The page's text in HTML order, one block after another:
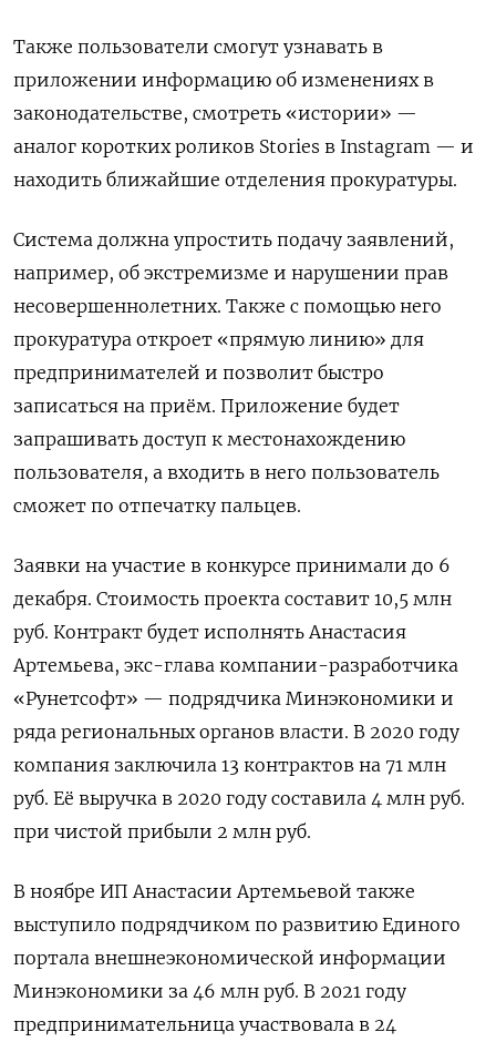
Также пользователи смогут узнавать в
приложении информацию об изменениях в
законодательстве, смотреть «истории» —
аналог коротких роликов Stories в Instagram — и
находить ближайшие отделения прокуратуры.
Система должна упростить подачу заявлений,
например, об экстремизме и нарушении прав
несовершеннолетних. Также с помощью него
прокуратура откроет «прямую линию» для
предпринимателей и позволит быстро
записаться на приём. Приложение будет
запрашивать доступ к местонахождению
пользователя, а входить в него пользователь
сможет по отпечатку пальцев.
Заявки на участие в конкурсе принимали до 6
декабря. Стоимость проекта составит 10,5 млн
руб. Контракт будет исполнять Анастасия
Артемьева, экс-глава компании-разработчика
«Рунетсофт» — подрядчика Минэкономики и
ряда региональных органов власти. В 2020 году
компания заключила 13 контрактов на 71 млн
руб. Её выручка в 2020 году составила 4 млн руб.
при чистой прибыли 2 млн руб.
В ноябре ИП Анастасии Артемьевой также
выступило подрядчиком по развитию Единого
портала внешнеэкономической информации
Минэкономики за 46 млн руб. В 2021 году
предпринимательница участвовала в 24